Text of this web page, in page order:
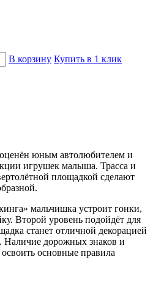
В корзину Купить в 1 клик
юным автолюбителем и
игрушек малыша. Трасса и
площадкой сделают
мальчишка устроит гонки,
Второй уровень подойдёт для
станет отличной декорацией
Наличие дорожных знаков и
основные правила